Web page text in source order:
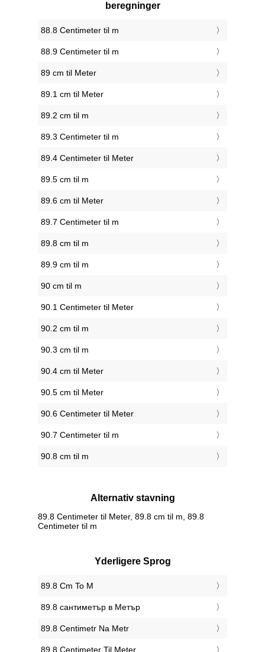
beregninger
88.8 Centimeter til m
88.9 Centimeter til m
89 cm til Meter
89.1 cm til Meter
89.2 cm til m
89.3 Centimeter til m
89.4 Centimeter til Meter
89.5 cm til m
89.6 cm til Meter
89.7 Centimeter til m
89.8 cm til m
89.9 cm til m
90 cm til m
90.1 Centimeter til Meter
90.2 cm til m
90.3 cm til m
90.4 cm til Meter
90.5 cm til Meter
90.6 Centimeter til Meter
90.7 Centimeter til m
90.8 cm til m
Alternativ stavning
89.8 Centimeter til Meter, 89.8 cm til m, 89.8
Centimeter til m
Yderligere Sprog
‎89.8 Cm To M
‎89.8 сантиметър в Метър
‎89.8 Centimetr Na Metr
‎89.8 Centimeter Til Meter